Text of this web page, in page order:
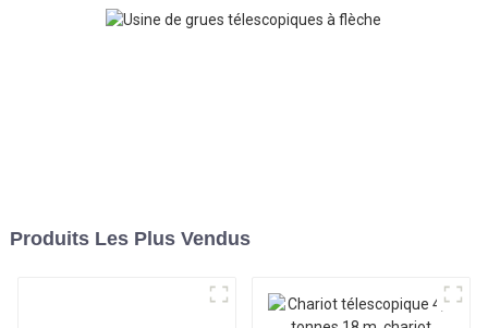
Produits Les Plus Vendus